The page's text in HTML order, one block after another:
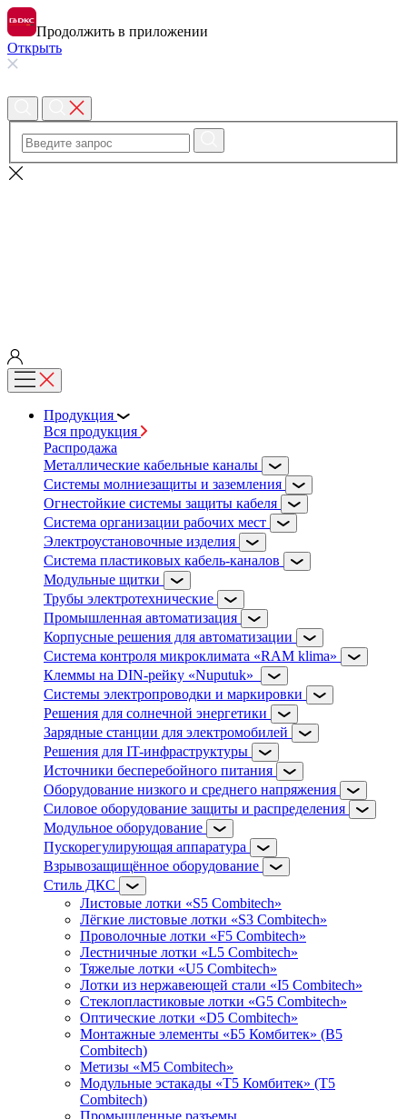
Продолжить в приложении
Открыть
Продукция
Вся продукция
Распродажа
Металлические кабельные каналы
Системы молниезащиты и заземления
Огнестойкие системы защиты кабеля
Система организации рабочих мест
Электроустановочные изделия
Система пластиковых кабель-каналов
Модульные щитки
Трубы электротехнические
Промышленная автоматизация
Корпусные решения для автоматизации
Система контроля микроклимата «RAM klima»
Клеммы на DIN-рейку «Nuputuk»
Системы электропроводки и маркировки
Решения для солнечной энергетики
Зарядные станции для электромобилей
Решения для IT-инфраструктуры
Источники бесперебойного питания
Оборудование низкого и среднего напряжения
Силовое оборудование защиты и распределения
Модульное оборудование
Пускорегулирующая аппаратура
Взрывозащищённое оборудование
Стиль ДКС
Листовые лотки «S5 Combitech»
Лёгкие листовые лотки «S3 Combitech»
Проволочные лотки «F5 Combitech»
Лестничные лотки «L5 Combitech»
Тяжелые лотки «U5 Combitech»
Лотки из нержавеющей стали «I5 Combitech»
Стеклопластиковые лотки «G5 Combitech»
Оптические лотки «D5 Combitech»
Монтажные элементы «Б5 Комбитек» (B5
Combitech)
Метизы «M5 Combitech»
Модульные эстакады «Т5 Комбитек» (T5
Combitech)
Промышленные разъемы